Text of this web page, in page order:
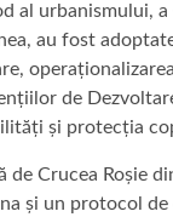
al urbanismului,
au fost
de
și protecția
Crucea Roșie
și un protocol de